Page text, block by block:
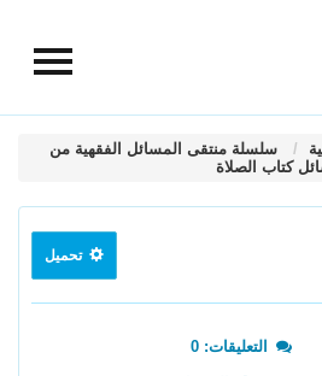
سلسلة منتقى المسائل الفقهية من
كتاب الصلاة
تحميل
التعليقات: 0